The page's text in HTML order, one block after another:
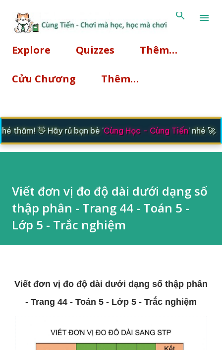
Explore Quizzes Thêm…
Cửu Chương Thêm…
thăm! 👋 Hãy rủ bạn bè 'Cùng Học - Cùng Tiến' nhé 🚀
Viết đơn vị đo độ dài dưới dạng số
thập phân - Trang 44 - Toán 5 -
Lớp 5 - Trắc nghiệm
Viết đơn vị đo độ dài dưới dạng số thập phân
- Trang 44 - Toán 5 - Lớp 5 - Trắc nghiệm